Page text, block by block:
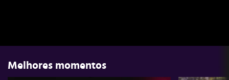
Melhores momentos